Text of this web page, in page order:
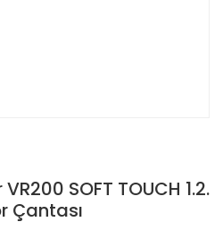
SOFT TOUCH 1.2.
Çantası